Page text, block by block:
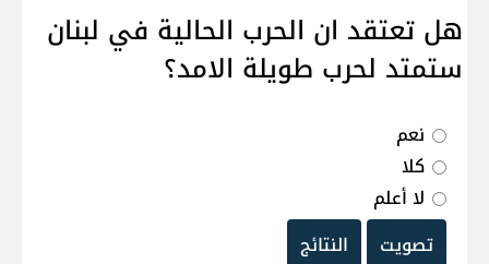
هل تعتقد ان الحرب الحالية في لبنان
ستمتد لحرب طويلة الامد؟
نعم
كلا
لا أعلم
تصويت
النتائج